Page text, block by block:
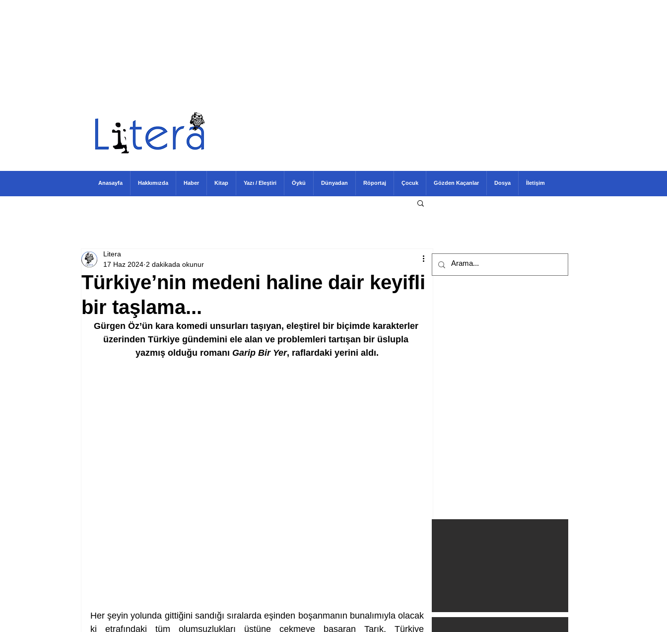
Türkiye’nin medeni haline dair keyifli
bir taşlama...
Litera
17 Haz 2024 2 dakikada okunur
Gürgen Öz’ün kara komedi unsurları taşıyan, eleştirel bir biçimde karakterler
üzerinden Türkiye gündemini ele alan ve problemleri tartışan bir üslupla
yazmış olduğu romanı Garip Bir Yer, raflardaki yerini aldı.
Her şeyin yolunda gittiğini sandığı sıralarda eşinden boşanmanın bunalımıyla olacak
ki etrafındaki tüm olumsuzlukları üstüne çekmeye başaran Tarık, Türkiye
Anasayfa Hakkımızda Haber Kitap Yazı / Eleştiri Öykü Dünyadan Röportaj Çocuk Gözden Kaçanlar Dosya İletişim